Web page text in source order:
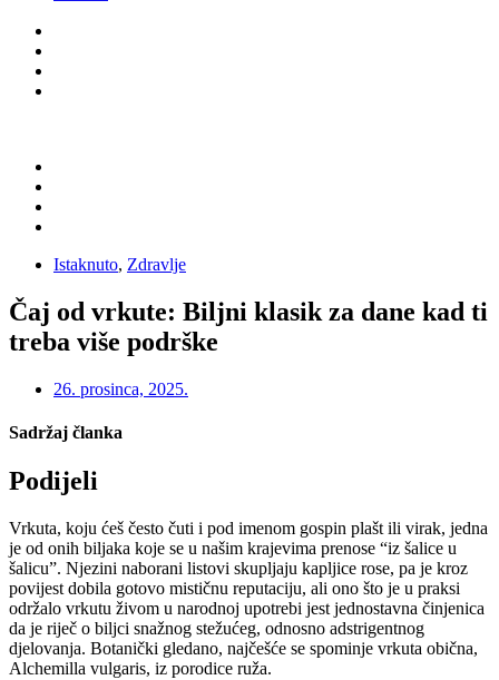
Istaknuto, Zdravlje
Čaj od vrkute: Biljni klasik za dane kad ti
treba više podrške
26. prosinca, 2025.
Sadržaj članka
Podijeli
Vrkuta, koju ćeš često čuti i pod imenom gospin plašt ili virak, jedna
je od onih biljaka koje se u našim krajevima prenose “iz šalice u
šalicu”. Njezini naborani listovi skupljaju kapljice rose, pa je kroz
povijest dobila gotovo mističnu reputaciju, ali ono što je u praksi
održalo vrkutu živom u narodnoj upotrebi jest jednostavna činjenica
da je riječ o biljci snažnog stežućeg, odnosno adstrigentnog
djelovanja. Botanički gledano, najčešće se spominje vrkuta obična,
Alchemilla vulgaris, iz porodice ruža.